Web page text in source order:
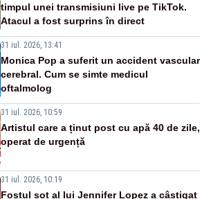
timpul unei transmisiuni live pe TikTok.
Atacul a fost surprins în direct
31 iul. 2026, 13:41
Monica Pop a suferit un accident vascular
cerebral. Cum se simte medicul
oftalmolog
31 iul. 2026, 10:59
Artistul care a ținut post cu apă 40 de zile,
operat de urgență
31 iul. 2026, 10:19
Fostul soț al lui Jennifer Lopez a câștigat